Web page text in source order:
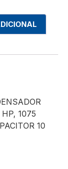
1075
10